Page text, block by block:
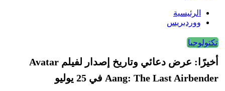
الرئيسية
ووردبريس
تكتولوجيا
أخيرًا: عرض دعائي وتاريخ إصدار لفيلم Avatar
Aang: The Last Airbender في 25 يوليو